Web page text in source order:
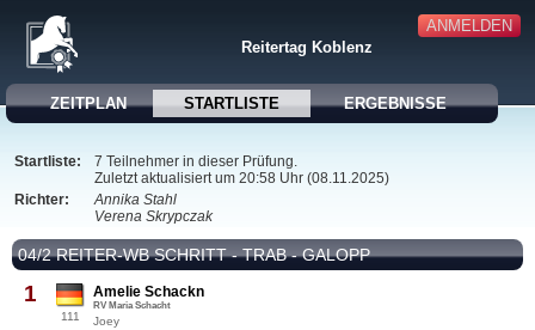
ANMELDEN
Reitertag Koblenz
ZEITPLAN STARTLISTE ERGEBNISSE
Startliste:
7 Teilnehmer in dieser Prüfung.
Zuletzt aktualisiert um 20:58 Uhr (08.11.2025)
Richter:
Annika Stahl
Verena Skrypczak
04/2 REITER-WB SCHRITT - TRAB - GALOPP
1
111
Amelie Schackn
RV Maria Schacht
Joey